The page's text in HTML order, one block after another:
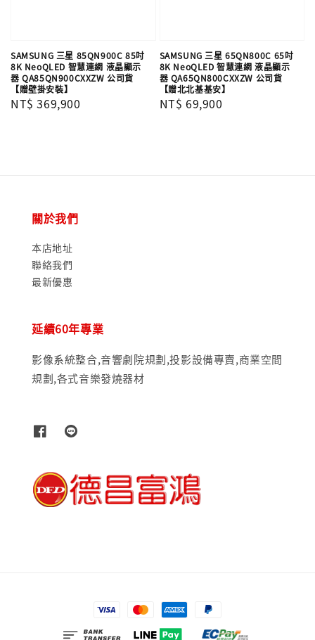
SAMSUNG 三星 85QN900C 85吋
8K NeoQLED 智慧連網 液晶顯示
器 QA85QN900CXXZW 公司貨
【贈壁掛安裝】
Regular
NT$ 369,900
SAMSUNG 三星 65QN800C 65吋
8K NeoQLED 智慧連網 液晶顯示
器 QA65QN800CXXZW 公司貨
【贈北北基基安】
Regular
NT$ 69,900
關於我們
本店地址
聯絡我們
最新優惠
延續60年專業
影像系統整合,音響劇院規劃,投影設備專賣,商業空間
規劃,各式音樂發燒器材